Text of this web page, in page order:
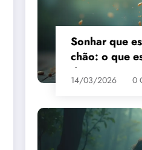
Sonhar que
chão: o que
dizer?
14/03/2026 0